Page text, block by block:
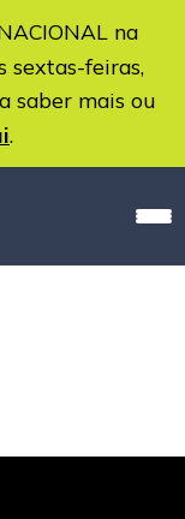
na
sextas-feiras,
saber mais ou
.